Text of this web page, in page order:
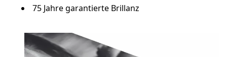
75 Jahre garantierte Brillanz